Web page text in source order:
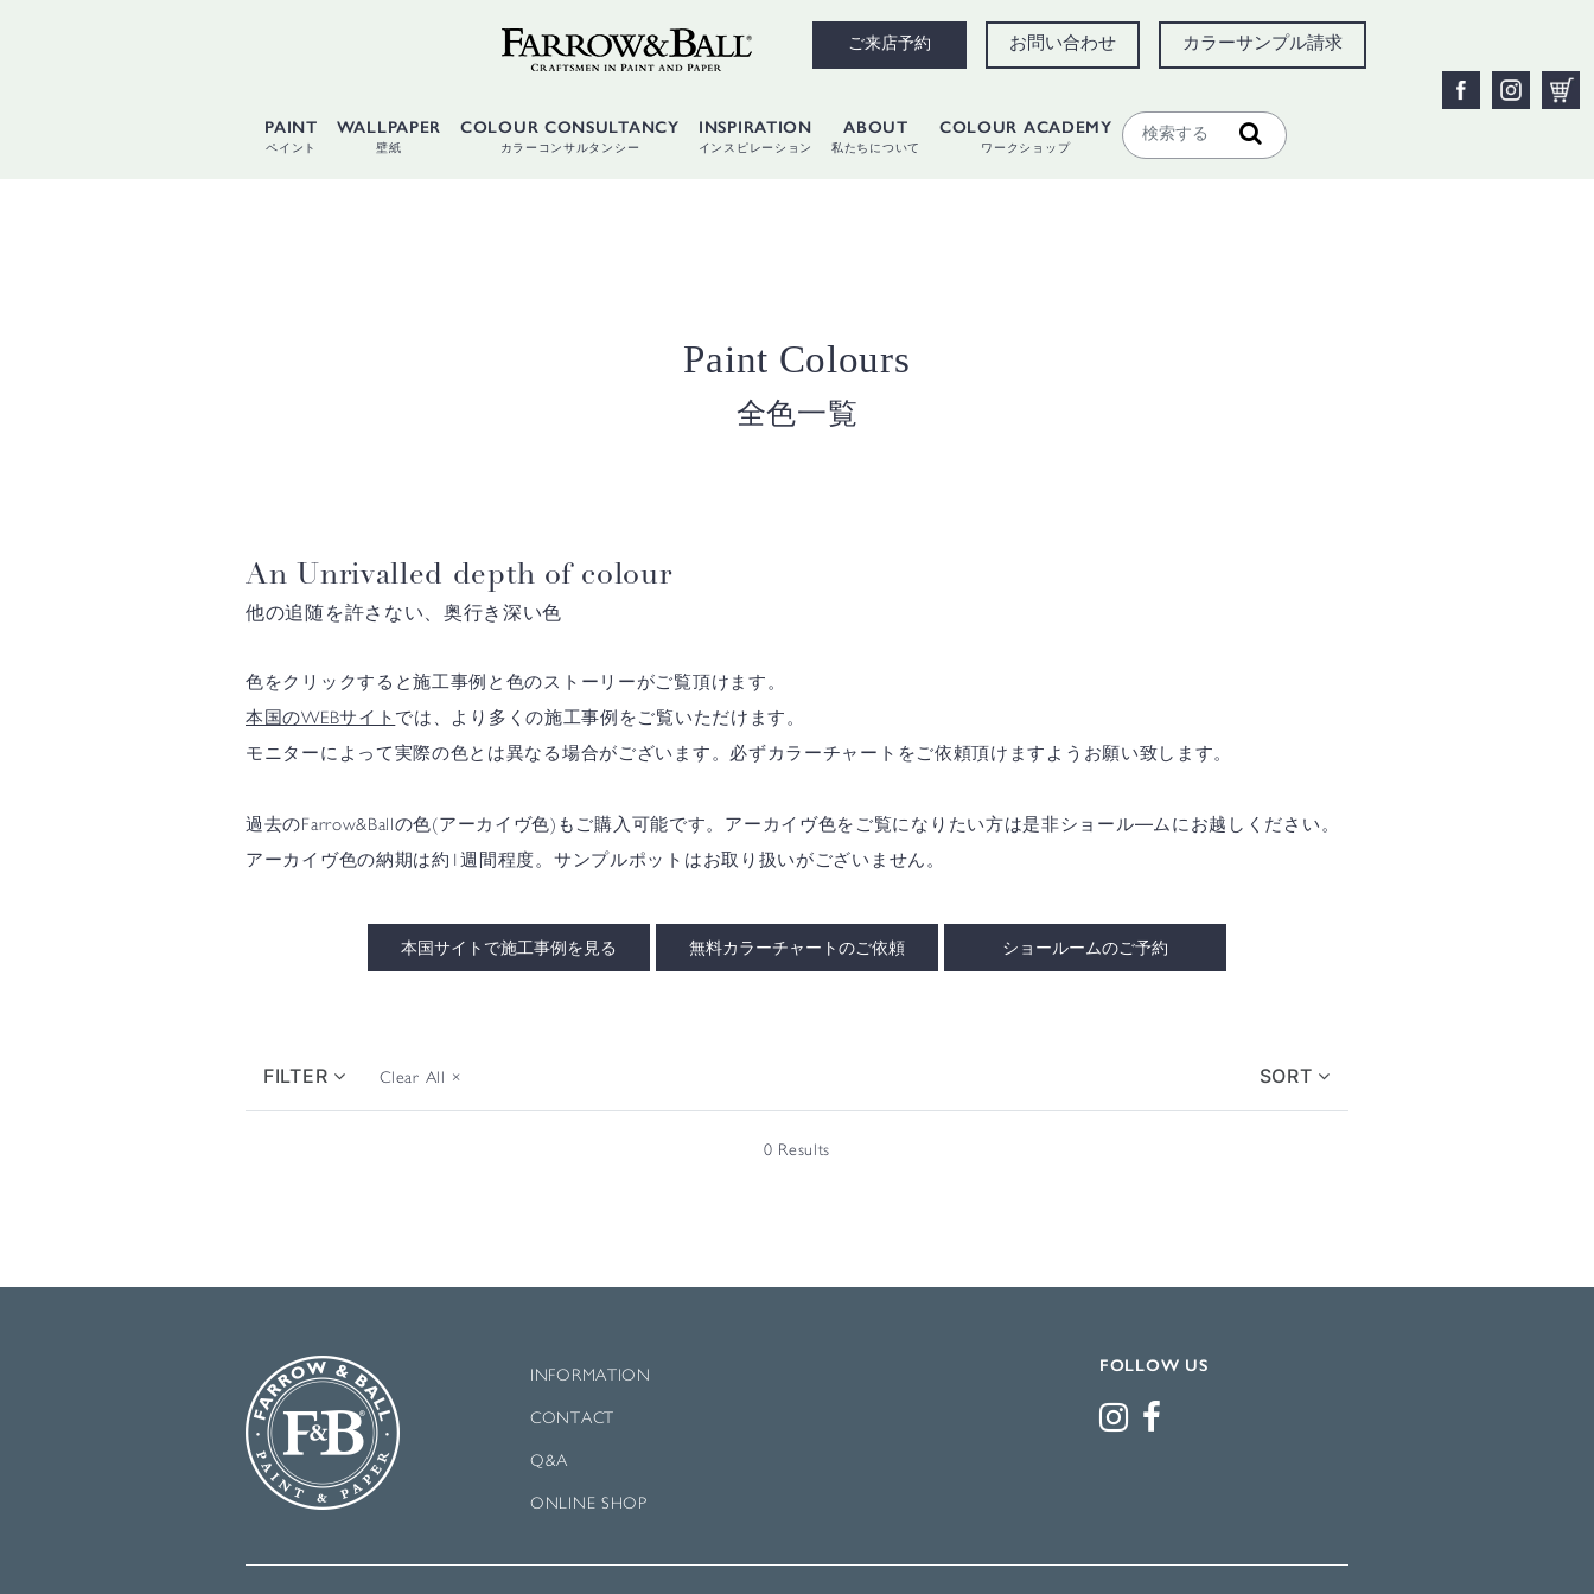
ご来店予約 お問い合わせ カラーサンプル請求
PAINT
ペイント
WALLPAPER
壁紙
COLOUR CONSULTANCY
カラーコンサルタンシー
INSPIRATION
インスピレーション
ABOUT
私たちについて
COLOUR ACADEMY
ワークショップ
Paint Colours
全色一覧
An Unrivalled depth of colour
他の追随を許さない、奥行き深い色
色をクリックすると施工事例と色のストーリーがご覧頂けます。
本国のWEBサイト では、より多くの施工事例をご覧いただけます。
モニターによって実際の色とは異なる場合がございます。必ずカラーチャートをご依頼頂けますようお願い致します。
過去のFarrow&Ballの色(アーカイヴ色)もご購入可能です。アーカイヴ色をご覧になりたい方は是非ショール―ムにお越しください。
アーカイヴ色の納期は約1週間程度。サンプルポットはお取り扱いがございません。
本国サイトで施工事例を見る 無料カラーチャートのご依頼 ショールームのご予約
FILTER Clear All × SORT
0 Results
INFORMATION
CONTACT
Q&A
ONLINE SHOP
FOLLOW US